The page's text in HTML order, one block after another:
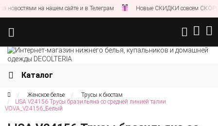
на нашем сайте и в Телеграм Новые СКИДКИ совсем СКОРО!
Каталог
Женское белье
Трусы к бюстам
LISA V24156 Трусы бразильяна со средней линией талии
VOVA_V24156_Белый